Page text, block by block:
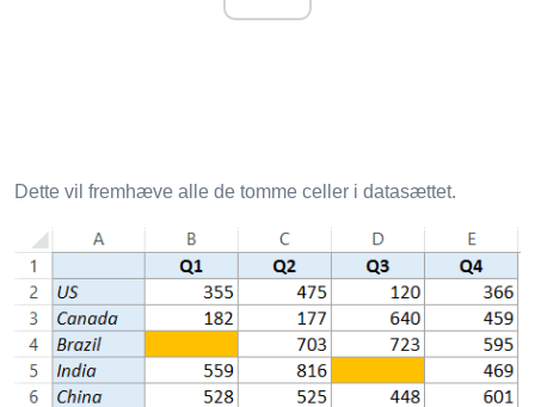
Dette vil fremhæve alle de tomme celler i datasættet.